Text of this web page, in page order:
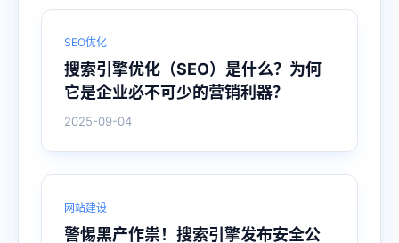
SEO优化
搜索引擎优化（SEO）是什么？为何
它是企业必不可少的营销利器？
2025-09-04
网站建设
警惕黑产作祟！搜索引擎发布安全公